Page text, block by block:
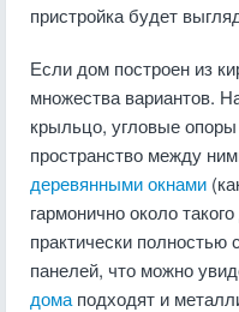
пристройка будет
Если дом построен из
множества вариантов.
крыльцо, угловые
пространство между
деревянными окнами
гармонично около
практически полностью
панелей, что можно
дома подходят и